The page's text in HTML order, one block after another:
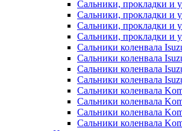
Сальники, прокладки и
Сальники, прокладки и
Сальники, прокладки и
Сальники, прокладки и
Сальники коленвала
Сальники коленвала
Сальники коленвала
Сальники коленвала
Сальники коленвала
Сальники коленвала
Сальники коленвала
Сальники коленвала